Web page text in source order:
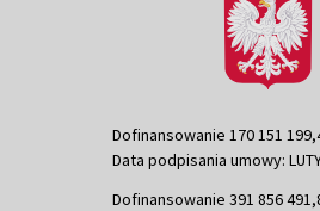
Dofinansowanie 170 151
Data podpisania umowy:
Dofinansowanie 391 856